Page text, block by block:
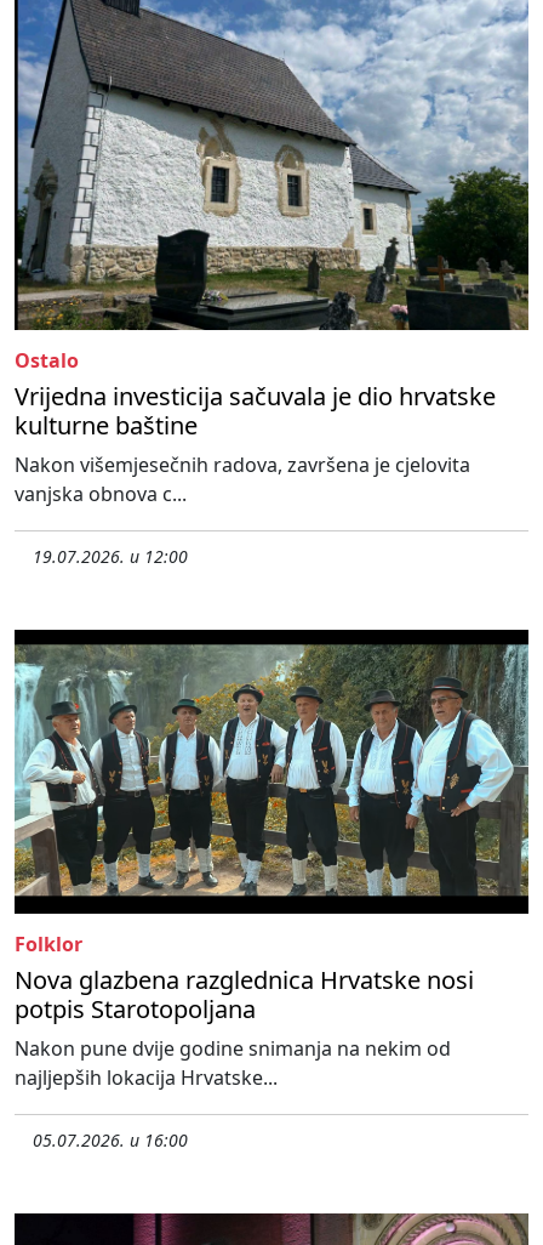
Ostalo
Vrijedna investicija sačuvala je dio hrvatske
kulturne baštine
Nakon višemjesečnih radova, završena je cjelovita
vanjska obnova c...
19.07.2026. u 12:00
Folklor
Nova glazbena razglednica Hrvatske nosi
potpis Starotopoljana
Nakon pune dvije godine snimanja na nekim od
najljepših lokacija Hrvatske...
05.07.2026. u 16:00